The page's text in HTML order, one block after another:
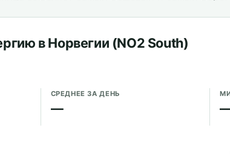
в Норвегии (NO2 South)
СРЕДНЕЕ ЗА ДЕНЬ
—